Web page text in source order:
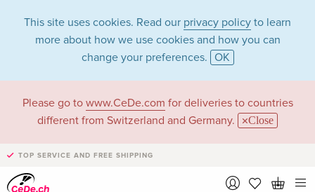
This site uses cookies. Read our privacy policy to learn
more about how we use cookies and how you can
change your preferences. OK
Please go to www.CeDe.com for deliveries to countries
different from Switzerland and Germany.
Close
TOP SERVICE AND FREE SHIPPING